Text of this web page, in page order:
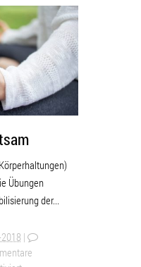
Übungen
der...
|